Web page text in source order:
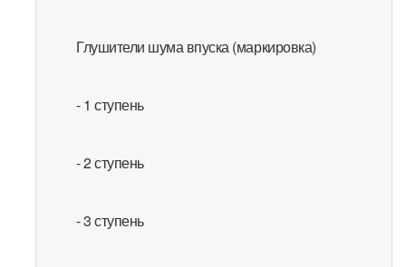
Глушители шума впуска (маркировка)
- 1 ступень
- 2 ступень
- 3 ступень